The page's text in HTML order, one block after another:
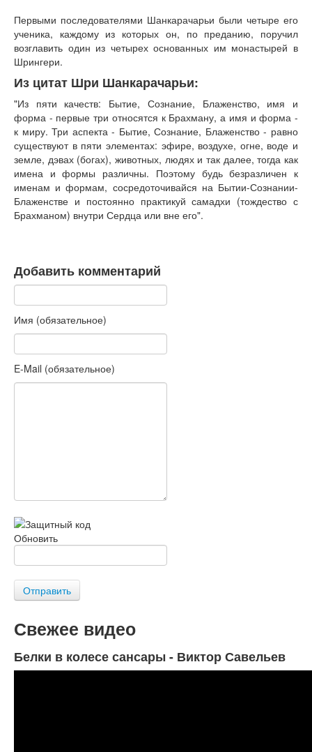
Первыми последователями Шанкарачарьи были четыре его
ученика, каждому из которых он, по преданию, поручил
возглавить один из четырех основанных им монастырей в
Шрингери.
Из цитат Шри Шанкарачарьи:
"Из пяти качеств: Бытие, Сознание, Блаженство, имя и
форма - первые три относятся к Брахману, а имя и форма -
к миру. Три аспекта - Бытие, Сознание, Блаженство - равно
существуют в пяти элементах: эфире, воздухе, огне, воде и
земле, дэвах (богах), животных, людях и так далее, тогда как
имена и формы различны. Поэтому будь безразличен к
именам и формам, сосредоточивайся на Бытии-Сознании-
Блаженстве и постоянно практикуй самадхи (тождество с
Брахманом) внутри Сердца или вне его".
Добавить комментарий
Имя (обязательное)
E-Mail (обязательное)
Обновить
Отправить
Свежее видео
Белки в колесе сансары - Виктор Савельев